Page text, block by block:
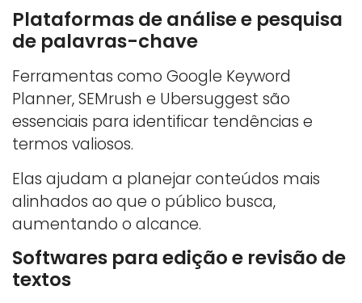
Plataformas de análise e pesquisa
de palavras-chave
Ferramentas como Google Keyword
Planner, SEMrush e Ubersuggest são
essenciais para identificar tendências e
termos valiosos.
Elas ajudam a planejar conteúdos mais
alinhados ao que o público busca,
aumentando o alcance.
Softwares para edição e revisão de
textos